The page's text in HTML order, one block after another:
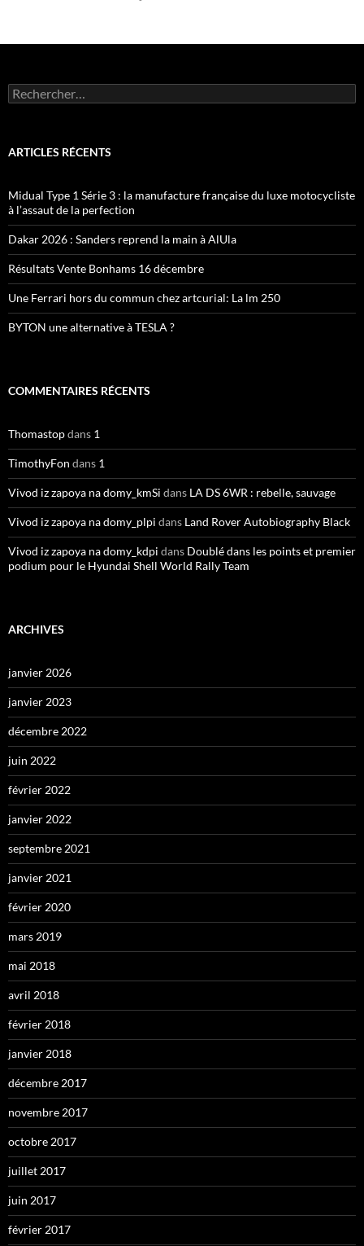
Rechercher :
ARTICLES RÉCENTS
Midual Type 1 Série 3 : la manufacture française du luxe motocycliste
à l’assaut de la perfection
Dakar 2026 : Sanders reprend la main à AlUla
Résultats Vente Bonhams 16 décembre
Une Ferrari hors du commun chez artcurial: La lm 250
BYTON une alternative à TESLA ?
COMMENTAIRES RÉCENTS
Thomastopdans 1
TimothyFon dans 1
Vivod iz zapoya na domy_kmSi dans LA DS 6WR : rebelle, sauvage
Vivod iz zapoya na domy_plpi dans Land Rover Autobiography Black
Vivod iz zapoya na domy_kdpi dans Doublé dans les points et premier
podium pour le Hyundai Shell World Rally Team
ARCHIVES
janvier 2026
janvier 2023
décembre 2022
juin 2022
février 2022
janvier 2022
septembre 2021
janvier 2021
février 2020
mars 2019
mai 2018
avril 2018
février 2018
janvier 2018
décembre 2017
novembre 2017
octobre 2017
juillet 2017
juin 2017
février 2017